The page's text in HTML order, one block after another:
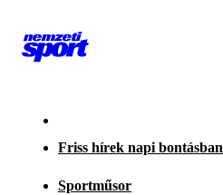
Friss hírek napi bontásban
Sportműsor